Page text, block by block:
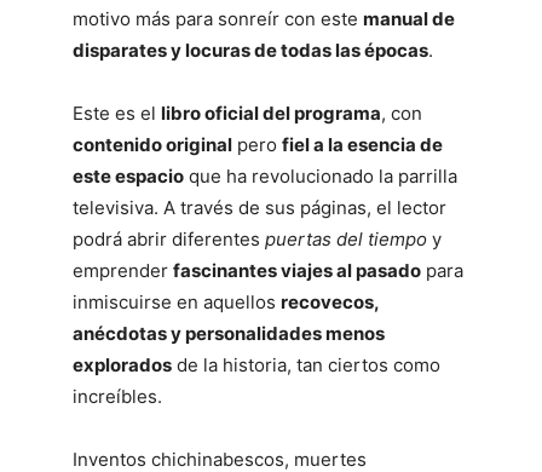
motivo más para sonreír con este manual de
disparates y locuras de todas las épocas.
Este es el libro oficial del programa, con
contenido original pero fiel a la esencia de
este espacio que ha revolucionado la parrilla
televisiva. A través de sus páginas, el lector
podrá abrir diferentes puertas del tiempo y
emprender fascinantes viajes al pasado para
inmiscuirse en aquellos recovecos,
anécdotas y personalidades menos
explorados de la historia, tan ciertos como
increíbles.
Inventos chichinabescos, muertes